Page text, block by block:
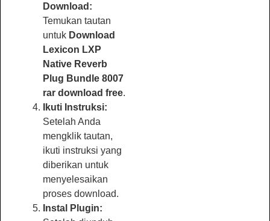
Download:
Temukan tautan
untuk Download
Lexicon LXP
Native Reverb
Plug Bundle 8007
rar download free.
Ikuti Instruksi:
Setelah Anda
mengklik tautan,
ikuti instruksi yang
diberikan untuk
menyelesaikan
proses download.
Instal Plugin: